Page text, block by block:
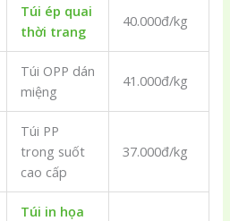
Túi ép quai
thời trang
40.000đ/kg
Túi OPP dán
miệng
41.000đ/kg
Túi PP
trong suốt
cao cấp
37.000đ/kg
Túi in họa